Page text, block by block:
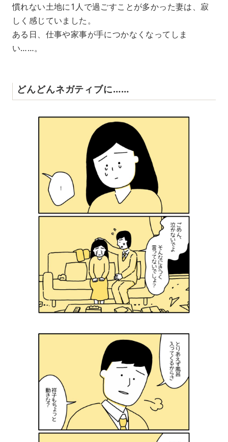
慣れない土地に1人で過ごすことが多かった妻は、寂
しく感じていました。
ある日、仕事や家事が手につかなくなってしま
い……。
どんどんネガティブに……